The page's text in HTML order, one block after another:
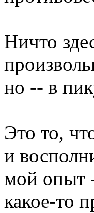
Ничто
но -- в
Это то,
и
мой опыт
какое-то